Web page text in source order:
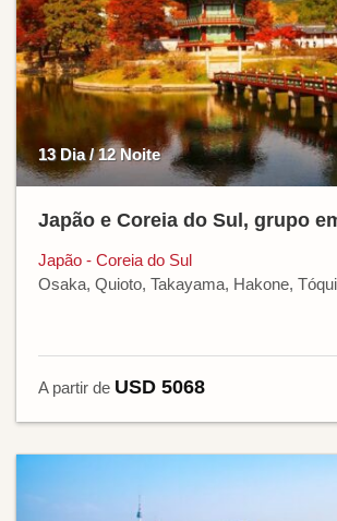
13 Dia / 12 Noite
Japão e Coreia do Sul, grupo
Japão - Coreia do Sul
Osaka, Quioto, Takayama, Hakone,
A partir de USD 5068